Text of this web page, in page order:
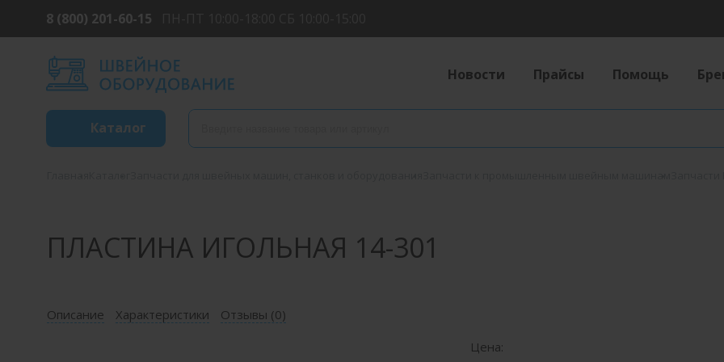
8 (800) 201-60-15
Новости Прайсы Помощь
Каталог
ПЛАСТИНА ИГОЛЬНАЯ 14-301
Описание Характеристики Отзывы (0)
Цена: